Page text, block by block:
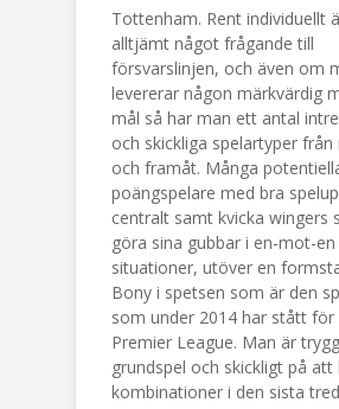
Tottenham. Rent individuellt
alltjämt något frågande till
försvarslinjen, och även om
levererar någon märkvärdig
mål så har man ett antal
och skickliga spelartyper
och framåt. Många
poängspelare med bra
centralt samt kvicka wingers
göra sina gubbar i en-mot-en
situationer, utöver en
Bony i spetsen som är den
som under 2014 har stått för
Premier League. Man är
grundspel och skickligt på att
kombinationer i den sista